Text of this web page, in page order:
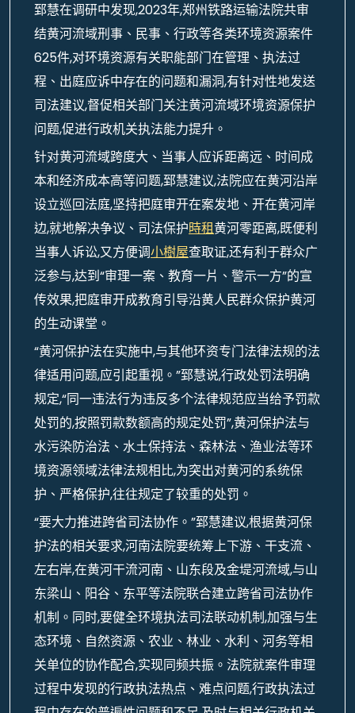
郅慧在调研中发现,2023年,郑州铁路运输法院共审
结黄河流域刑事、民事、行政等各类环境资源案件
625件,对环境资源有关职能部门在管理、执法过
程、出庭应诉中存在的问题和漏洞,有针对性地发送
司法建议,督促相关部门关注黄河流域环境资源保护
问题,促进行政机关执法能力提升。
针对黄河流域跨度大、当事人应诉距离远、时间成
本和经济成本高等问题,郅慧建议,法院应在黄河沿岸
设立巡回法庭,坚持把庭审开在案发地、开在黄河岸
边,就地解决争议、司法保护時租黄河零距离,既便利
当事人诉讼,又方便调小樹屋查取证,还有利于群众广
泛参与,达到“审理一案、教育一片、警示一方”的宣
传效果,把庭审开成教育引导沿黄人民群众保护黄河
的生动课堂。
“黄河保护法在实施中,与其他环资专门法律法规的法
律适用问题,应引起重视。”郅慧说,行政处罚法明确
规定,“同一违法行为违反多个法律规范应当给予罚款
处罚的,按照罚款数额高的规定处罚”,黄河保护法与
水污染防治法、水土保持法、森林法、渔业法等环
境资源领域法律法规相比,为突出对黄河的系统保
护、严格保护,往往规定了较重的处罚。
“要大力推进跨省司法协作。”郅慧建议,根据黄河保
护法的相关要求,河南法院要统筹上下游、干支流、
左右岸,在黄河干流河南、山东段及金堤河流域,与山
东梁山、阳谷、东平等法院联合建立跨省司法协作
机制。同时,要健全环境执法司法联动机制,加强与生
态环境、自然资源、农业、林业、水利、河务等相
关单位的协作配合,实现同频共振。法院就案件审理
过程中发现的行政执法热点、难点问题,行政执法过